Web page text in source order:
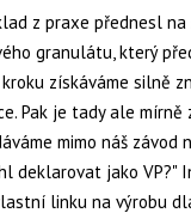
z praxe přednesl
granulátu, který
získáváme silně
Pak je tady ale
mimo náš závod
deklarovat jako VP?"
linku na výrobu